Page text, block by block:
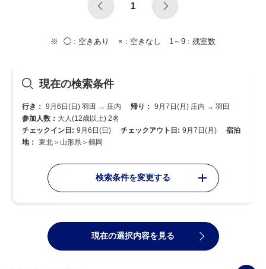
1
◯ : 空きあり × : 空きなし 1～9 : 残室数
現在の検索条件
行き： 9月6日(日) 羽田 → 庄内 帰り： 9月7日(月) 庄内 → 羽田
参加人数： 大人(12歳以上) 2名
チェックイン日: 9月6日(日) チェックアウト日: 9月7日(月)
宿泊
地： 東北＞山形県＞鶴岡
検索条件を変更する
現在の選択内容を見る